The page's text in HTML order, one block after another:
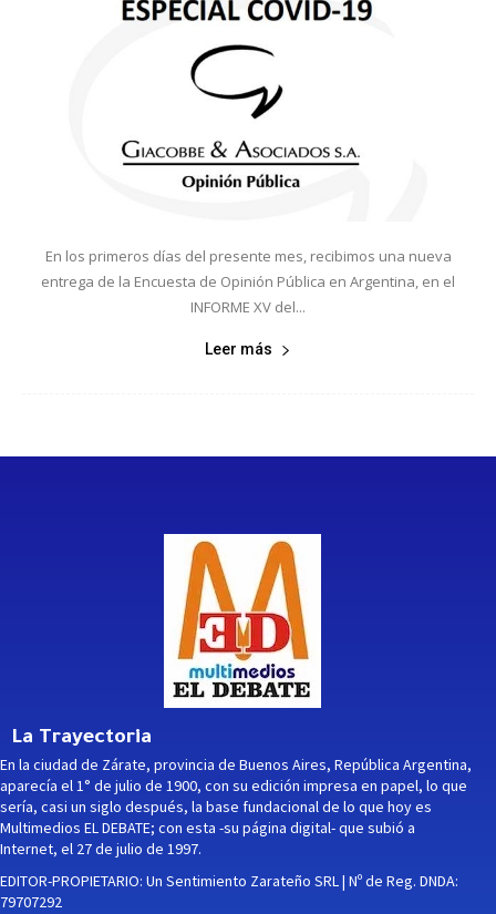
En los primeros días del presente mes, recibimos una nueva
entrega de la Encuesta de Opinión Pública en Argentina, en el
INFORME XV del...
Leer más
La Trayectoria
En la ciudad de Zárate, provincia de Buenos Aires, República Argentina,
aparecía el 1° de julio de 1900, con su edición impresa en papel, lo que
sería, casi un siglo después, la base fundacional de lo que hoy es
Multimedios EL DEBATE; con esta -su página digital- que subió a
Internet, el 27 de julio de 1997.
EDITOR-PROPIETARIO: Un Sentimiento Zarateño SRL | Nº de Reg. DNDA:
79707292